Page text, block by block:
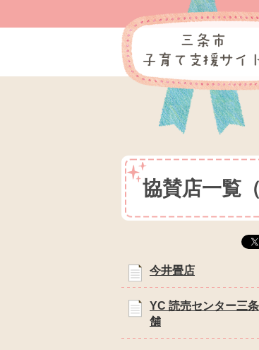
協賛店一覧
今井畳店
YC 読売センター三
舗